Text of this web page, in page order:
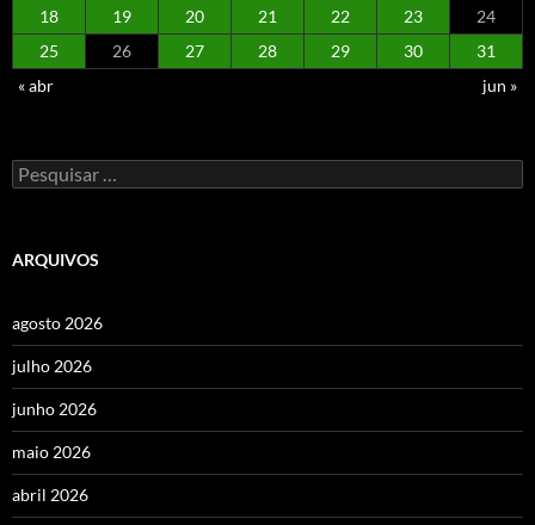
18
19 20 21 22 23
24
25
26 27 28 29 30
31
« abr
jun »
Pesquisar
por:
ARQUIVOS
agosto 2026
julho 2026
junho 2026
maio 2026
abril 2026